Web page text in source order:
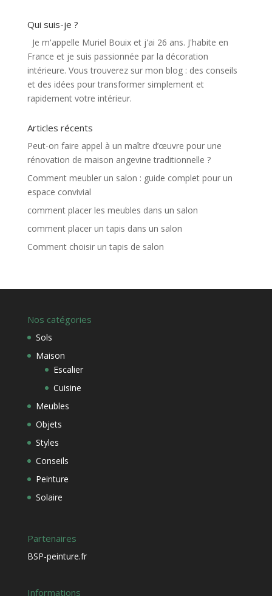
Qui suis-je ?
Je m'appelle Muriel Bouix et j'ai 26 ans. J'habite en
France et je suis passionnée par la décoration
intérieure. Vous trouverez sur mon blog : des conseils
et des idées pour transformer simplement et
rapidement votre intérieur.
Articles récents
Peut-on faire appel à un maître d’œuvre pour une
rénovation de maison angevine traditionnelle ?
Comment meubler un salon : guide complet pour un
espace convivial
comment placer les meubles dans un salon
comment placer un tapis dans un salon
Comment choisir un tapis de salon
Nos catégories
Sols
Maison
Escalier
Cuisine
Meubles
Objets
Styles
Conseils
Peinture
Solaire
Partenaires
BSP-peinture.fr
Informations